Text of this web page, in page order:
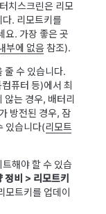
치스크린은 리모
. 리모트키를
요. 가장 좋은 곳
부에 없음 참조).
줄 수 있습니다.
퓨터 등)에서 최
는 경우, 배터리
방전된 경우, 잠
있습니다(리모트
해야 할 수 있습
정비 > 리모트키
트키를 업데이